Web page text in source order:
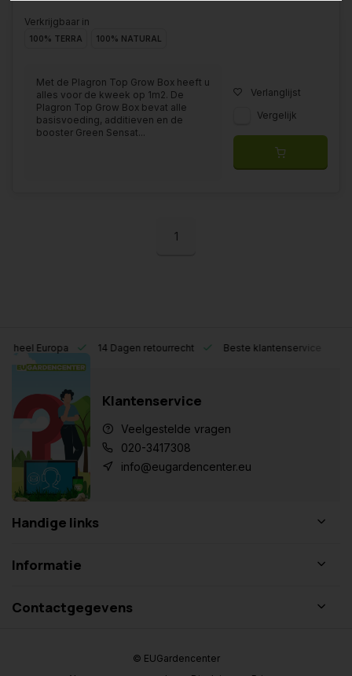
Verkrijgbaar in
100% TERRA 100% NATURAL
Met de Plagron Top Grow Box heeft u
alles voor de kweek op 1m2. De
Plagron Top Grow Box bevat alle
basisvoeding, additieven en de
booster Green Sensat...
Verlanglijst
Vergelijk
1
Europa 14 Dagen retourrecht Beste klantenservice
Klantenservice
Veelgestelde vragen
020-3417308
info@eugardencenter.eu
Handige links
Informatie
Contactgegevens
© EUGardencenter